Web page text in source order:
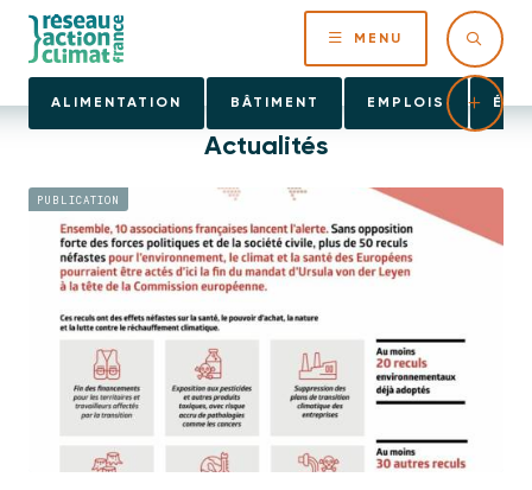
MENU
ALIMENTATION BÂTIMENT EMPLOIS
Actualités
PUBLICATION